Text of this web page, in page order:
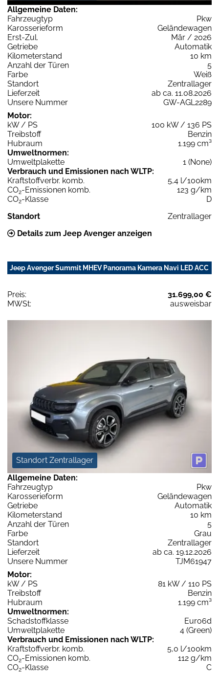
Allgemeine Daten:
Fahrzeugtyp
Pkw
Karosserieform
Geländewagen
Erst-Zul.
Mär / 2026
Getriebe
Automatik
Kilometerstand
10 km
Anzahl der Türen
5
Farbe
Weiß
Standort
Zentrallager
Lieferzeit
ab ca. 11.08.2026
Unsere Nummer
GW-AGL2289
Motor:
kW / PS
100 kW / 136 PS
Treibstoff
Benzin
Hubraum
1.199 cm³
Umweltnormen:
Umweltplakette
1 (None)
Verbrauch und Emissionen nach WLTP:
Kraftstoffverbr. komb.
5,4 l/100km
CO2-Emissionen komb.
123 g/km
CO2-Klasse
D
Standort
Zentrallager
Details zum Jeep Avenger anzeigen
Jeep Avenger Summit MHEV Panorama Kamera Navi LED ACC
Preis:
31.699,00 €
MWSt:
ausweisbar
Standort Zentrallager
Allgemeine Daten:
Fahrzeugtyp
Pkw
Karosserieform
Geländewagen
Getriebe
Automatik
Kilometerstand
10 km
Anzahl der Türen
5
Farbe
Grau
Standort
Zentrallager
Lieferzeit
ab ca. 19.12.2026
Unsere Nummer
TJM61947
Motor:
kW / PS
81 kW / 110 PS
Treibstoff
Benzin
Hubraum
1.199 cm³
Umweltnormen:
Schadstoffklasse
Euro6d
Umweltplakette
4 (Green)
Verbrauch und Emissionen nach WLTP:
Kraftstoffverbr. komb.
5,0 l/100km
CO2-Emissionen komb.
112 g/km
CO2-Klasse
C